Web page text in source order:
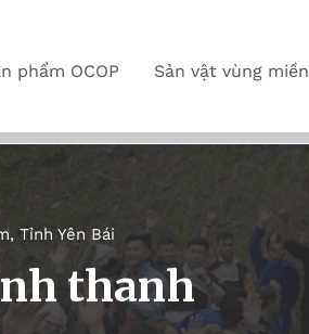
phẩm OCOP Sản vật vùng miền
, Tỉnh Yên Bái
thanh